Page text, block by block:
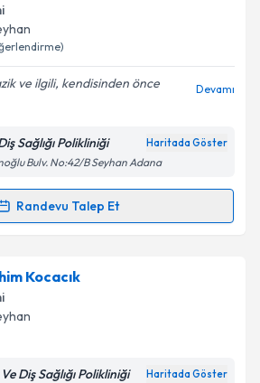
işlenmesini kabul ediyorum.
Talebini Gönder
ve ilgili, kendisinden önce
Devamı
Sağlığı Polikliniği Haritada Göster
Bulv. No:42/B Seyhan Adana
Randevu Talep Et
Talebi
için randevu takvimi talebi
uzmandan randevu almanız için bir
e-posta ile bilgilendireceğiz.
Kocacık
Diş Sağlığı Polikliniği Haritada Göster